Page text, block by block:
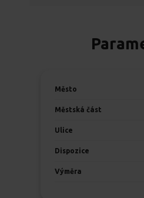
Město
Městská část
Ulice
Dispozice
Výměra